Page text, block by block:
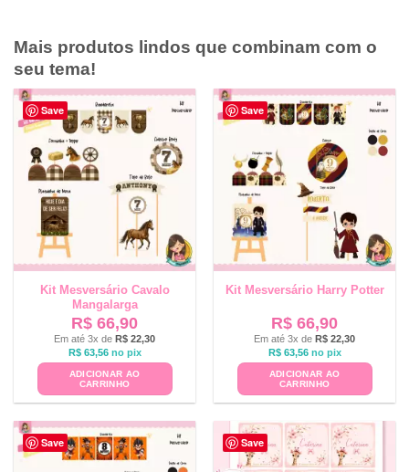
Mais produtos lindos que combinam com o
seu tema!
Save
Kit Mesversário Cavalo
Mangalarga
R$ 66,90
Em até 3x de R$ 22,30
R$63,56 no pix
ADICIONAR AO
CARRINHO
Save
Kit Mesversário Harry Potter
R$ 66,90
Em até 3x de R$ 22,30
R$63,56 no pix
ADICIONAR AO
CARRINHO
Save Save